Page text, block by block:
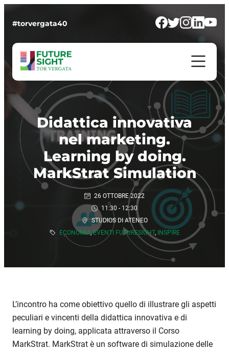
#torvergata40
Didattica innovativa
nel marketing.
Learning by doing.
MarkStrat Simulation
26 OTTOBRE 2022
11:30 - 12:30
STUDIOS DI ATENEO
ECONOMIA,EVENTI FUTURESIGHT, INSPIRE
L’incontro ha come obiettivo quello di illustrare gli aspetti
peculiari e vincenti della didattica innovativa e di
learning by doing, applicata attraverso il Corso
MarkStrat. MarkStrat è un software di simulazione delle